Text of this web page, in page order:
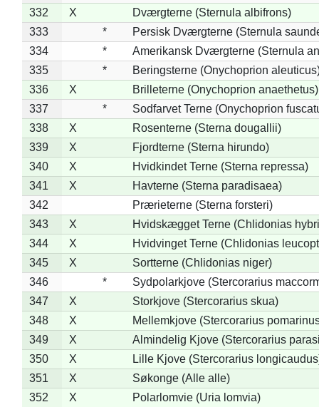
332
X
Dværgterne (Sternula albifrons)
333
*
Persisk Dværgterne (Sternula
334
*
Amerikansk Dværgterne (Sternula
335
*
Beringsterne (Onychoprion
336
X
Brilleterne (Onychoprion anaethetus)
337
*
Sodfarvet Terne (Onychoprion
338
X
Rosenterne (Sterna dougallii)
339
X
Fjordterne (Sterna hirundo)
340
X
Hvidkindet Terne (Sterna repressa)
341
X
Havterne (Sterna paradisaea)
342
Prærieterne (Sterna forsteri)
343
X
Hvidskægget Terne (Chlidonias
344
X
Hvidvinget Terne (Chlidonias
345
X
Sortterne (Chlidonias niger)
346
*
Sydpolarkjove (Stercorarius
347
X
Storkjove (Stercorarius skua)
348
X
Mellemkjove (Stercorarius
349
X
Almindelig Kjove (Stercorarius
350
X
Lille Kjove (Stercorarius
351
X
Søkonge (Alle alle)
352
X Polarlomvie (Uria lomvia)